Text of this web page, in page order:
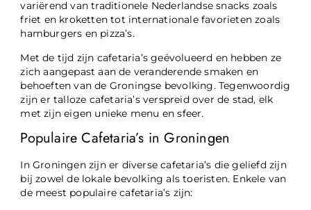
variërend van traditionele Nederlandse snacks zoals
friet en kroketten tot internationale favorieten zoals
hamburgers en pizza’s.
Met de tijd zijn cafetaria’s geëvolueerd en hebben ze
zich aangepast aan de veranderende smaken en
behoeften van de Groningse bevolking. Tegenwoordig
zijn er talloze cafetaria’s verspreid over de stad, elk
met zijn eigen unieke menu en sfeer.
Populaire Cafetaria’s in Groningen
In Groningen zijn er diverse cafetaria’s die geliefd zijn
bij zowel de lokale bevolking als toeristen. Enkele van
de meest populaire cafetaria’s zijn: